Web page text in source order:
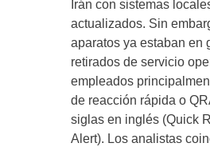
Irán con sistemas
actualizados. Sin
aparatos ya estaban en
retirados de servicio
empleados
de reacción rápida o
siglas en inglés (Quick
Alert). Los analistas